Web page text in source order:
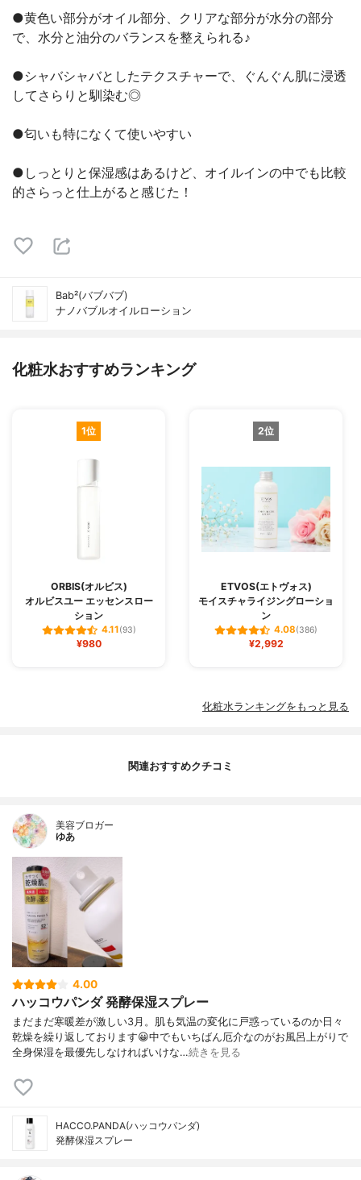
●黄色い部分がオイル部分、クリアな部分が水分の部分
で、水分と油分のバランスを整えられる♪
●シャバシャバとしたテクスチャーで、ぐんぐん肌に浸透
してさらりと馴染む◎
●匂いも特になくて使いやすい
●しっとりと保湿感はあるけど、オイルインの中でも比較
的さらっと仕上がると感じた！
Bab²(バブバブ)
ナノバブルオイルローション
化粧水おすすめランキング
1位
ORBIS(オルビス)
オルビスユー エッセンスロー
ション
4.11(93)
¥980
2位
ETVOS(エトヴォス)
モイスチャライジングローショ
ン
4.08(386)
¥2,992
化粧水ランキングをもっと見る
関連おすすめクチコミ
美容ブロガー
ゆあ
4.00
ハッコウパンダ 発酵保湿スプレー
まだまだ寒暖差が激しい3月。肌も気温の変化に戸惑っているのか日々
乾燥を繰り返しております😀中でもいちばん厄介なのがお風呂上がりで
全身保湿を最優先しなければいけな…続きを見る
HACCO.PANDA(ハッコウパンダ)
発酵保湿スプレー